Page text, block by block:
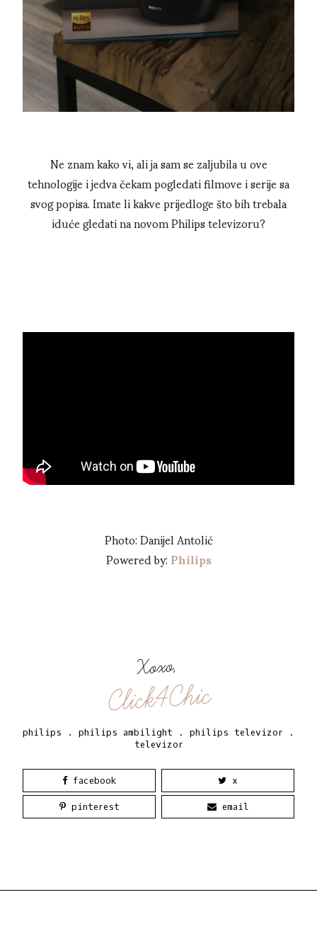
Ne znam kako vi, ali ja sam se zaljubila u ove
tehnologije i jedva čekam pogledati filmove i serije sa
svog popisa. Imate li kakve prijedloge što bih trebala
iduće gledati na novom Philips televizoru?
Photo: Danijel Antolić
Powered by:Philips
Xoxo,
Click4Chic
philips . philips ambilight . philips televizor .
televizor
facebook x
pinterest email